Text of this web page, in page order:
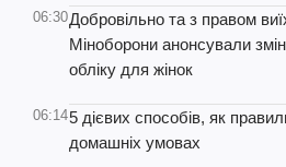
06:30Добровільно та з правом
Міноборони анонсували
обліку для жінок
06:145 дієвих способів, як
домашніх умовах